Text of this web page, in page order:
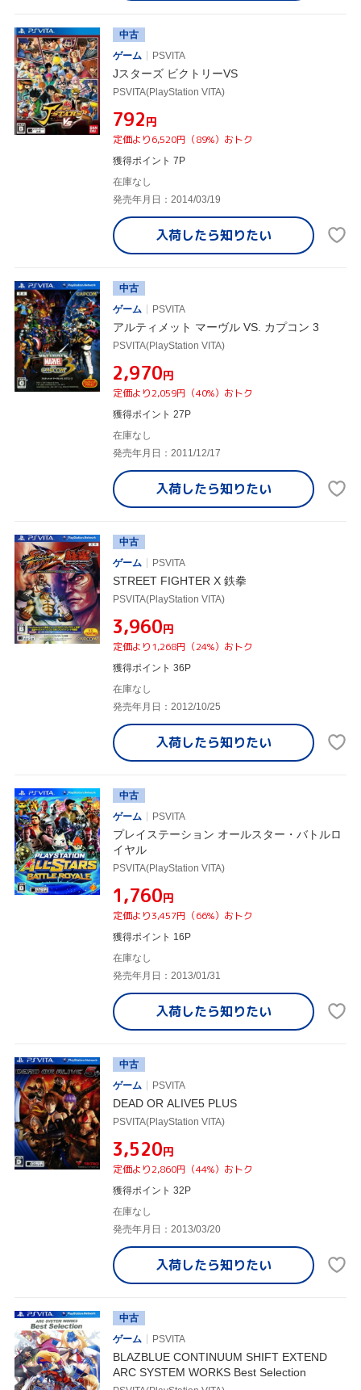
中古
ゲーム
PSVITA
Jスターズ ビクトリーVS
PSVITA(PlayStation VITA)
¥792円
定価より6,520円（89%）おトク
獲得ポイント 7P
在庫なし
発売年月日：2014/03/19
入荷したら知りたい
中古
ゲーム
PSVITA
アルティメット マーヴル VS. カプコン 3
PSVITA(PlayStation VITA)
¥2,970円
定価より2,059円（40%）おトク
獲得ポイント 27P
在庫なし
発売年月日：2011/12/17
入荷したら知りたい
中古
ゲーム
PSVITA
STREET FIGHTER X 鉄拳
PSVITA(PlayStation VITA)
¥3,960円
定価より1,268円（24%）おトク
獲得ポイント 36P
在庫なし
発売年月日：2012/10/25
入荷したら知りたい
中古
ゲーム
PSVITA
プレイステーション オールスター・バトルロ
イヤル
PSVITA(PlayStation VITA)
¥1,760円
定価より3,457円（66%）おトク
獲得ポイント 16P
在庫なし
発売年月日：2013/01/31
入荷したら知りたい
中古
ゲーム
PSVITA
DEAD OR ALIVE5 PLUS
PSVITA(PlayStation VITA)
¥3,520円
定価より2,860円（44%）おトク
獲得ポイント 32P
在庫なし
発売年月日：2013/03/20
入荷したら知りたい
中古
ゲーム
PSVITA
BLAZBLUE CONTINUUM SHIFT EXTEND
ARC SYSTEM WORKS Best Selection